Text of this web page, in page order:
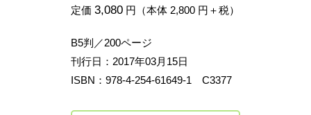
定価 3,080 円（本体 2,800 円＋税）
B5判／200ページ
刊行日：2017年03月15日
ISBN：978-4-254-61649-1 C3377